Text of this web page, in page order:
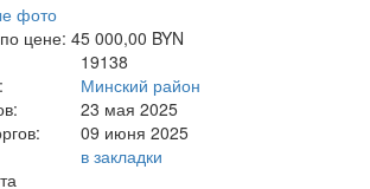
фото
цене: 45 000,00 BYN
19138
Минский район
23 мая 2025
09 июня 2025
в закладки